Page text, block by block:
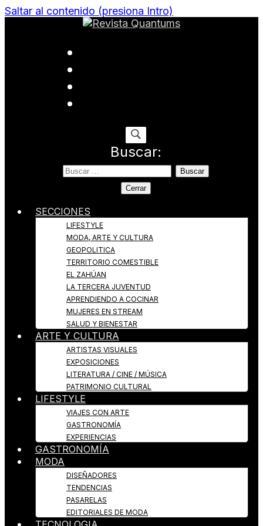
Saltar al contenido (presiona Intro)
Revista Quantums
Buscar:
Cerrar
SECCIONES
LIFESTYLE
MODA, ARTE Y CULTURA
GEOPOLITICA
TERRITORIO COMESTIBLE
EL ZAHÚAN
LA TERCERA JUVENTUD
APRENDIENDO A COCINAR
MUJERES EN STREAM
SALUD Y BIENESTAR
ARTE Y CULTURA
ARTISTAS VISUALES
EXPOSICIONES
LITERATURA / CINE / MÚSICA
PATRIMONIO CULTURAL
LIFESTYLE
VIAJES CON ARTE
GASTRONOMÍA
EXPERIENCIAS
GASTRONOMÍA
MODA
DISEÑADORES
TENDENCIAS
PASARELAS
EDITORIALES DE MODA